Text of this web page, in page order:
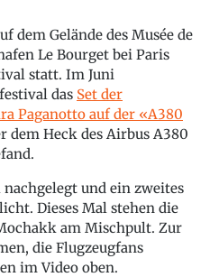
dem Gelände des Musée de
Le Bourget bei Paris
statt. Im Juni
das Set der
Paganotto auf der «A380
dem Heck des Airbus A380
nachgelegt und ein zweites
Dieses Mal stehen die
am Mischpult. Zur
die Flugzeugfans
im Video oben.